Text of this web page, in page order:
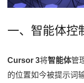
一、智能体控
Cursor 3将智能体管
的位置如今被提示词